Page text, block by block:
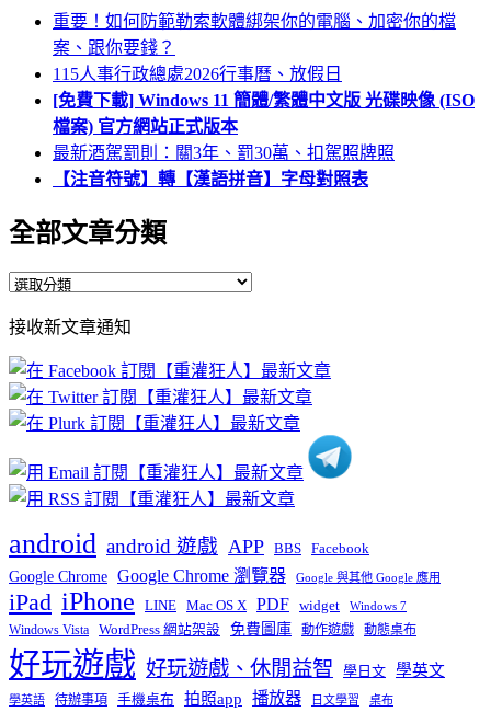
重要！如何防範勒索軟體綁架你的電腦、加密你的檔
案、跟你要錢？
115人事行政總處2026行事曆、放假日
[免費下載] Windows 11 簡體/繁體中文版 光碟映像 (ISO
檔案) 官方網站正式版本
最新酒駕罰則：關3年、罰30萬、扣駕照牌照
【注音符號】轉【漢語拼音】字母對照表
全部文章分類
全
文
章
分
類
接收新文章通知
android android 遊戲 APP BBS Facebook
Google Chrome Google Chrome 瀏覽器 Google 與其他 Google 應用
iPad iPhone LINE Mac OS X PDF widget Windows 7
Windows Vista WordPress 網站架設 免費圖庫 動作遊戲 動態桌布
好玩遊戲 好玩遊戲、休閒益智 學日文 學英文
學英語 待辦事項 手機桌布 拍照app 播放器 日文學習 桌布